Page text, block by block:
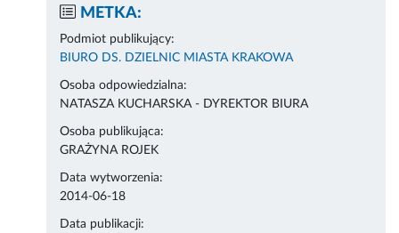
METKA:
Podmiot publikujący:
BIURO DS. DZIELNIC MIASTA KRAKOWA
Osoba odpowiedzialna:
NATASZA KUCHARSKA - DYREKTOR BIURA
Osoba publikująca:
GRAŻYNA ROJEK
Data wytworzenia:
2014-06-18
Data publikacji: